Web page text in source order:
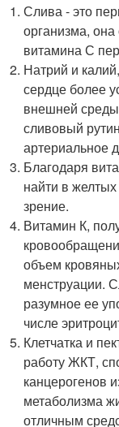
Слива - это
организма,
витамина С
Натрий и
сердце более
внешней
сливовый
артериальное
Благодаря
найти в
зрение.
Витамин К,
объем
менструации.
разумное ее
числе
Клетчатка и
работу ЖКТ,
канцерогенов
метаболизма
отличным